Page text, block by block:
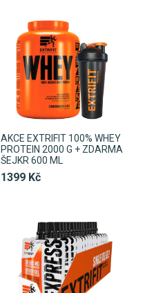
AKCE EXTRIFIT 100% WHEY
PROTEIN 2000 G + ZDARMA
ŠEJKR 600 ML
1399 Kč